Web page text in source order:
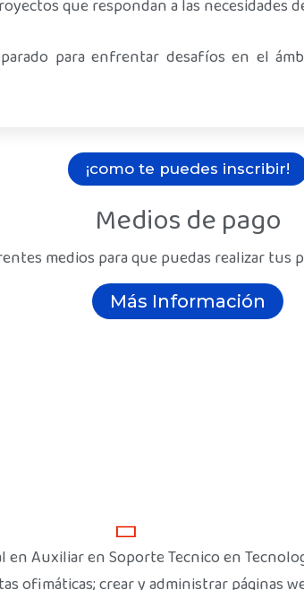
que respondan a las necesidades
para enfrentar desafíos en el
¡como te puedes inscribir!
Medios de pago
medios para que puedas realizar tus
Más Información
Auxiliar en Soporte Tecnico en